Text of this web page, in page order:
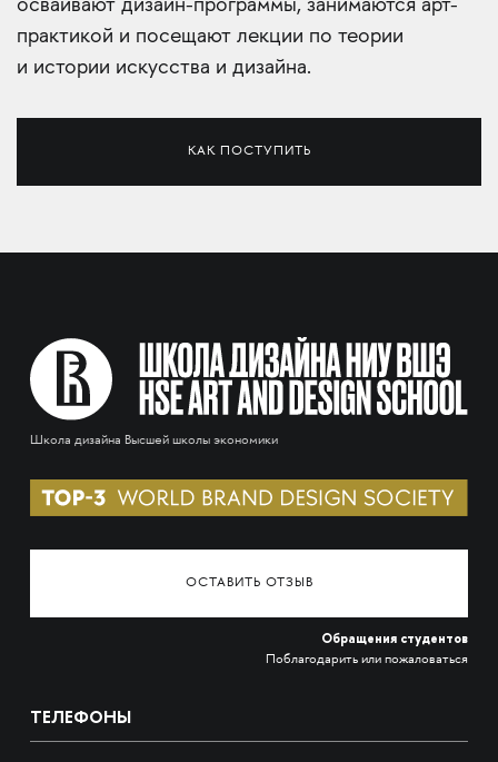
осваивают дизайн-программы, занимаются арт-
практикой и посещают лекции по теории
и истории искусства и дизайна.
КАК ПОСТУПИТЬ
Школа дизайна Высшей школы экономики
ОСТАВИТЬ ОТЗЫВ
Обращения студентов
Поблагодарить или пожаловаться
ТЕЛЕФОНЫ